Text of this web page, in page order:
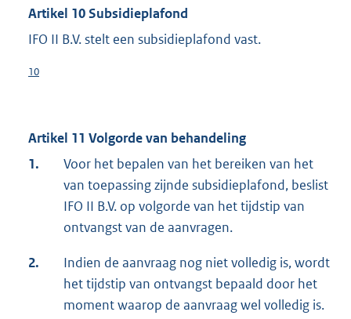
Artikel 10 Subsidieplafond
IFO II B.V. stelt een subsidieplafond vast.
10
Artikel 11 Volgorde van behandeling
1.
Voor het bepalen van het bereiken van het
van toepassing zijnde subsidieplafond, beslist
IFO II B.V. op volgorde van het tijdstip van
ontvangst van de aanvragen.
2.
Indien de aanvraag nog niet volledig is, wordt
het tijdstip van ontvangst bepaald door het
moment waarop de aanvraag wel volledig is.